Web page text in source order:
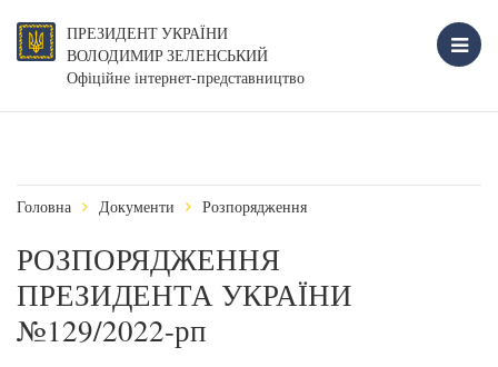
ПРЕЗИДЕНТ УКРАЇНИ
ВОЛОДИМИР ЗЕЛЕНСЬКИЙ
Офіційне інтернет-представництво
Головна Документи Розпорядження
РОЗПОРЯДЖЕННЯ
ПРЕЗИДЕНТА УКРАЇНИ
№129/2022-рп